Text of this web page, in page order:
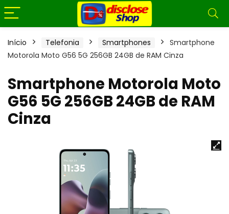
Início Telefonia Smartphones
Smartphone
Motorola Moto G56 5G 256GB 24GB de RAM Cinza
Smartphone Motorola Moto
G56 5G 256GB 24GB de RAM
Cinza